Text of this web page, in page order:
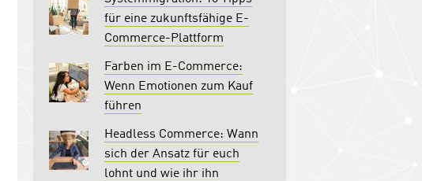
für eine zukunftsfähige E-
Commerce-Plattform
Farben im E-Commerce:
Wenn Emotionen zum Kauf
führen
Headless Commerce: Wann
sich der Ansatz für euch
lohnt und wie ihr ihn